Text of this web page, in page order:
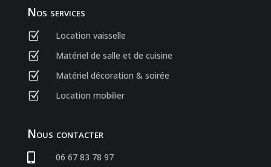
Nos services
Z Location vaisselle
Z Matériel de salle et de cuisine
Z Matériel décoration & soirée
Z Location mobilier
Nous contacter
 06 67 83 78 97